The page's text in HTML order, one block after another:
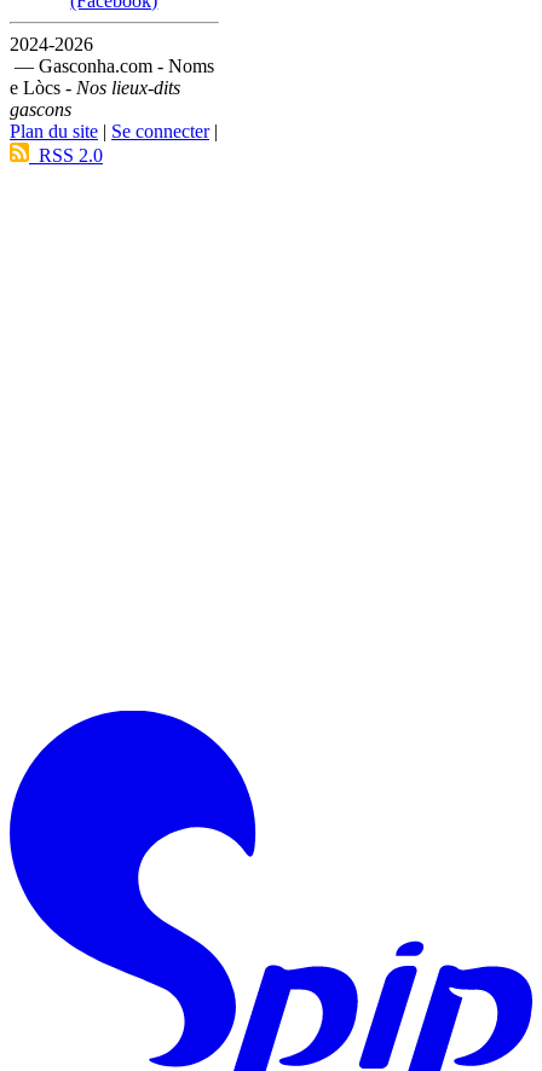
2024-2026
— Gasconha.com - Noms
e Lòcs - Nos lieux-dits
gascons
Plan du site | Se connecter|
RSS 2.0